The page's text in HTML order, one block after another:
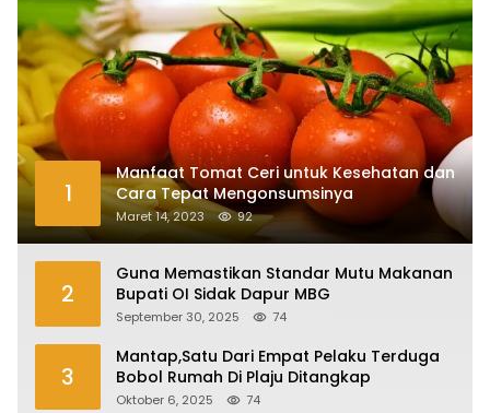
1
Manfaat Tomat Ceri untuk Kesehatan dan
Cara Tepat Mengonsumsinya
Maret 14, 2023 92
2
Guna Memastikan Standar Mutu Makanan
Bupati OI Sidak Dapur MBG
September 30, 2025 74
3
Mantap,Satu Dari Empat Pelaku Terduga
Bobol Rumah Di Plaju Ditangkap
Oktober 6, 2025 74